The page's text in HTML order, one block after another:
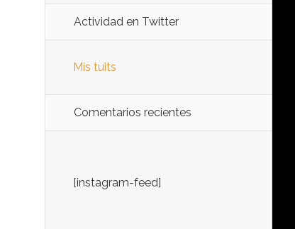
Actividad en Twitter
Mis tuits
Comentarios recientes
[instagram-feed]